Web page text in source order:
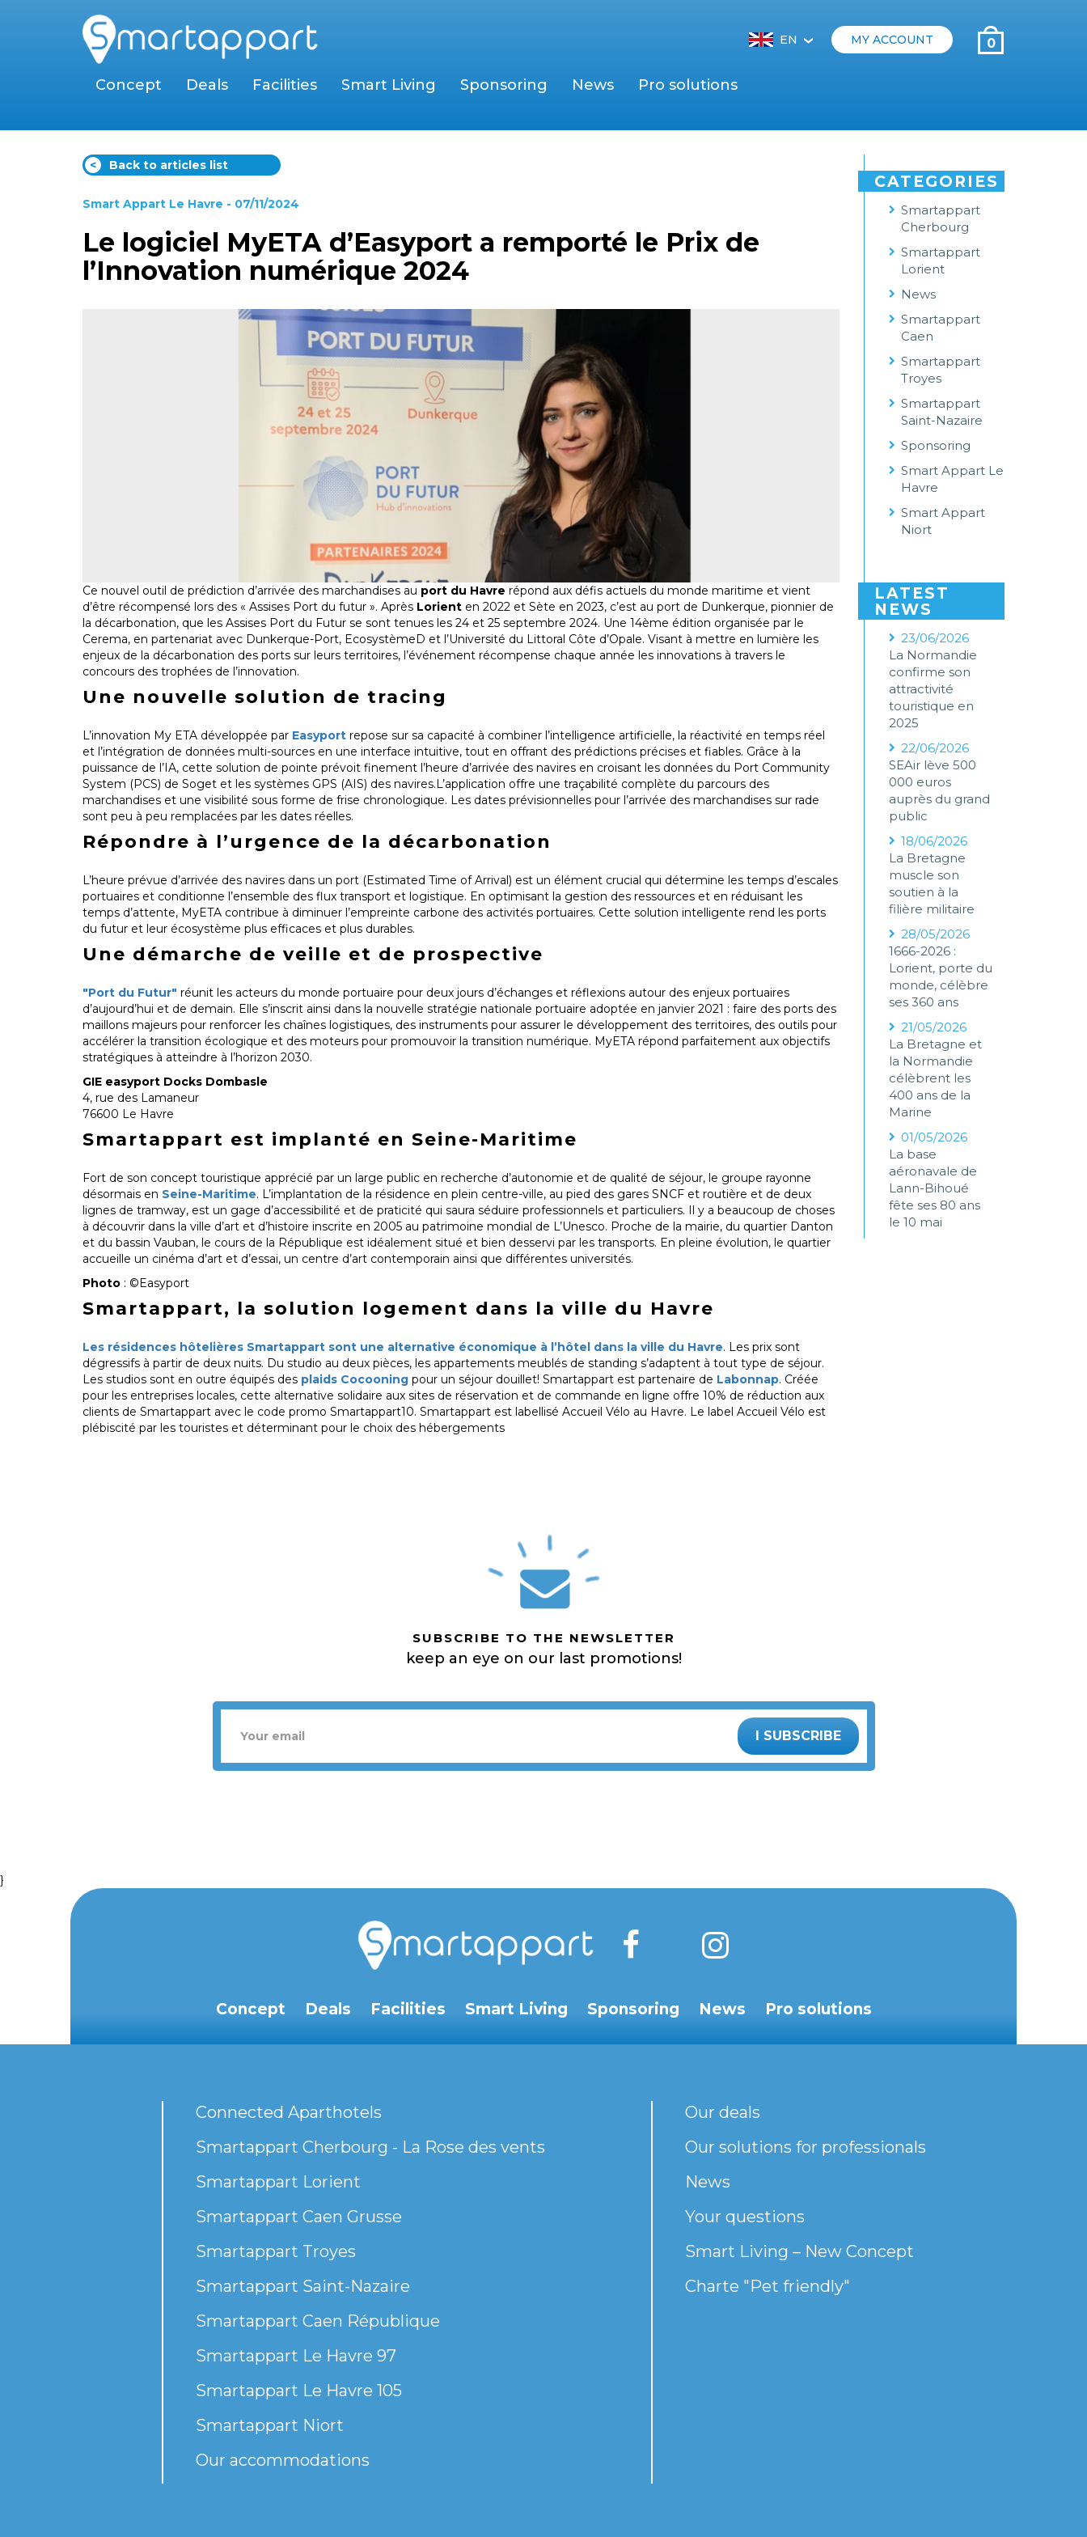
EN‹ MY ACCOUNT 0
Concept Deals Facilities Smart Living Sponsoring News Pro solutions
< Back to articles list
Smart Appart Le Havre - 07/11/2024
Le logiciel MyETA d’Easyport a remporté le Prix de
l’Innovation numérique 2024
Ce nouvel outil de prédiction d’arrivée des marchandises au port du Havre répond aux défis actuels du monde maritime et vient
d’être récompensé lors des « Assises Port du futur ». Après Lorient en 2022 et Sète en 2023, c’est au port de Dunkerque, pionnier de
la décarbonation, que les Assises Port du Futur se sont tenues les 24 et 25 septembre 2024. Une 14ème édition organisée par le
Cerema, en partenariat avec Dunkerque-Port, EcosystèmeD et l’Université du Littoral Côte d’Opale. Visant à mettre en lumière les
enjeux de la décarbonation des ports sur leurs territoires, l’événement récompense chaque année les innovations à travers le
concours des trophées de l’innovation.
Une nouvelle solution de tracing
L’innovation My ETA développée par Easyport repose sur sa capacité à combiner l’intelligence artificielle, la réactivité en temps réel
et l’intégration de données multi-sources en une interface intuitive, tout en offrant des prédictions précises et fiables. Grâce à la
puissance de l’IA, cette solution de pointe prévoit finement l’heure d’arrivée des navires en croisant les données du Port Community
System (PCS) de Soget et les systèmes GPS (AIS) des navires.L’application offre une traçabilité complète du parcours des
marchandises et une visibilité sous forme de frise chronologique. Les dates prévisionnelles pour l’arrivée des marchandises sur rade
sont peu à peu remplacées par les dates réelles.
Répondre à l’urgence de la décarbonation
L’heure prévue d’arrivée des navires dans un port (Estimated Time of Arrival) est un élément crucial qui détermine les temps d’escales
portuaires et conditionne l’ensemble des flux transport et logistique. En optimisant la gestion des ressources et en réduisant les
temps d’attente, MyETA contribue à diminuer l’empreinte carbone des activités portuaires. Cette solution intelligente rend les ports
du futur et leur écosystème plus efficaces et plus durables.
Une démarche de veille et de prospective
"Port du Futur" réunit les acteurs du monde portuaire pour deux jours d’échanges et réflexions autour des enjeux portuaires
d’aujourd’hui et de demain. Elle s’inscrit ainsi dans la nouvelle stratégie nationale portuaire adoptée en janvier 2021 : faire des ports des
maillons majeurs pour renforcer les chaînes logistiques, des instruments pour assurer le développement des territoires, des outils pour
accélérer la transition écologique et des moteurs pour promouvoir la transition numérique. MyETA répond parfaitement aux objectifs
stratégiques à atteindre à l’horizon 2030.
GIE easyport Docks Dombasle
4, rue des Lamaneur
76600 Le Havre
Smartappart est implanté en Seine-Maritime
Fort de son concept touristique apprécié par un large public en recherche d’autonomie et de qualité de séjour, le groupe rayonne
désormais en Seine-Maritime. L’implantation de la résidence en plein centre-ville, au pied des gares SNCF et routière et de deux
lignes de tramway, est un gage d’accessibilité et de praticité qui saura séduire professionnels et particuliers. Il y a beaucoup de choses
à découvrir dans la ville d’art et d’histoire inscrite en 2005 au patrimoine mondial de L’Unesco. Proche de la mairie, du quartier Danton
et du bassin Vauban, le cours de la République est idéalement situé et bien desservi par les transports. En pleine évolution, le quartier
accueille un cinéma d’art et d’essai, un centre d’art contemporain ainsi que différentes universités.
Photo : ©Easyport
Smartappart, la solution logement dans la ville du Havre
Les résidences hôtelières Smartappart sont une alternative économique à l’hôtel dans la ville du Havre. Les prix sont
dégressifs à partir de deux nuits. Du studio au deux pièces, les appartements meublés de standing s’adaptent à tout type de séjour.
Les studios sont en outre équipés des plaids Cocooning pour un séjour douillet! Smartappart est partenaire de Labonnap. Créée
pour les entreprises locales, cette alternative solidaire aux sites de réservation et de commande en ligne offre 10% de réduction aux
clients de Smartappart avec le code promo Smartappart10. Smartappart est labellisé Accueil Vélo au Havre. Le label Accueil Vélo est
plébiscité par les touristes et déterminant pour le choix des hébergements
CATEGORIES
Smartappart
Cherbourg
Smartappart
Lorient
News
Smartappart
Caen
Smartappart
Troyes
Smartappart
Saint-Nazaire
Sponsoring
Smart Appart Le
Havre
Smart Appart
Niort
LATEST
NEWS
23/06/2026
La Normandie
confirme son
attractivité
touristique en
2025
22/06/2026
SEAir lève 500
000 euros
auprès du grand
public
18/06/2026
La Bretagne
muscle son
soutien à la
filière militaire
28/05/2026
1666-2026 :
Lorient, porte du
monde, célèbre
ses 360 ans
21/05/2026
La Bretagne et
la Normandie
célèbrent les
400 ans de la
Marine
01/05/2026
La base
aéronavale de
Lann-Bihoué
fête ses 80 ans
le 10 mai
SUBSCRIBE TO THE NEWSLETTER
keep an eye on our last promotions!
I SUBSCRIBE
}
Concept Deals Facilities Smart Living Sponsoring News Pro solutions
Connected Aparthotels
Smartappart Cherbourg - La Rose des vents
Smartappart Lorient
Smartappart Caen Grusse
Smartappart Troyes
Smartappart Saint-Nazaire
Smartappart Caen République
Smartappart Le Havre 97
Smartappart Le Havre 105
Smartappart Niort
Our accommodations
Our deals
Our solutions for professionals
News
Your questions
Smart Living – New Concept
Charte "Pet friendly"